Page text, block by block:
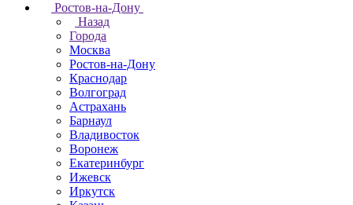
Ростов-на-Дону
Назад
Города
Москва
Ростов-на-Дону
Краснодар
Волгоград
Астрахань
Барнаул
Владивосток
Воронеж
Екатеринбург
Ижевск
Иркутск